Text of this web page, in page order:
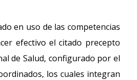
en uso de las competencias
efectivo el citado precepto
de Salud, configurado por el
los cuales integran